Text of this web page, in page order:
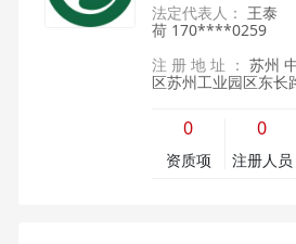
法定代表人： 王泰
荷 170****0259
注 册 地 址 ： 苏州
区苏州工业园区东
0
资质项
0
注册人员